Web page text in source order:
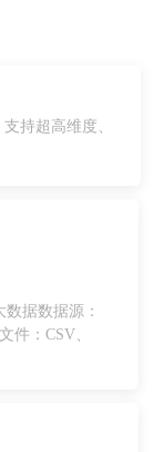
持超高维度、
数据数据源：
件：CSV、